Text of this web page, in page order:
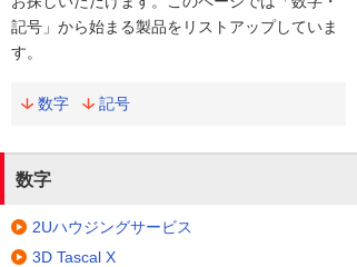
記号」から始まる製品をリストアップしていま
す。
数字 記号
数字
2Uハウジングサービス
3D Tascal X